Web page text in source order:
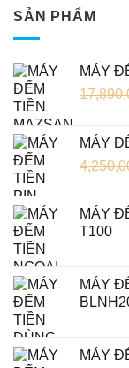
SẢN PHẨM
MÁY
MÁY
MÁY
T100
MÁY
MÁY